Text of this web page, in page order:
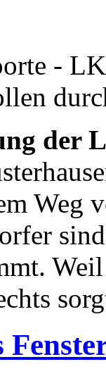
-
der
Weg